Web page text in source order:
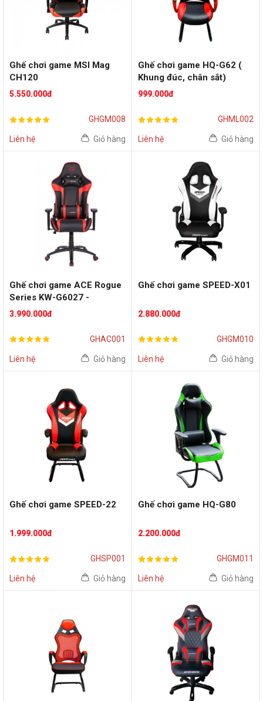
Ghế chơi game MSI Mag
CH120
5.550.000đ
GHGM008
Liên hệ Giỏ hàng
Ghế chơi game HQ-G62 (
Khung đúc, chân sắt)
999.000đ
GHML002
Liên hệ Giỏ hàng
Ghế chơi game ACE Rogue
Series KW-G6027 -
Black/Red
3.990.000đ
GHAC001
Liên hệ Giỏ hàng
Ghế chơi game SPEED-X01
2.880.000đ
GHGM010
Liên hệ Giỏ hàng
Ghế chơi game SPEED-22
1.999.000đ
GHSP001
Liên hệ Giỏ hàng
Ghế chơi game HQ-G80
2.200.000đ
GHGM011
Liên hệ Giỏ hàng